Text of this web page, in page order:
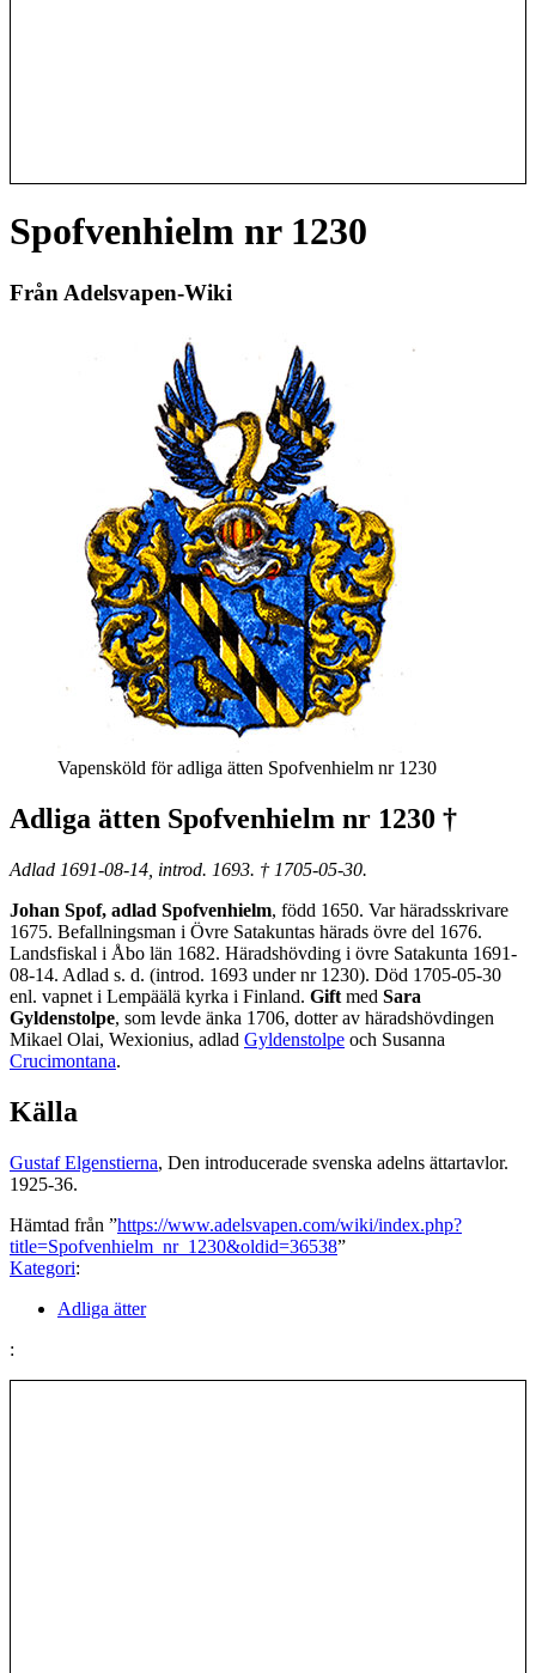
Spofvenhielm nr 1230
Från Adelsvapen-Wiki
Vapensköld för adliga ätten Spofvenhielm nr 1230
Adliga ätten Spofvenhielm nr 1230 †
Adlad 1691-08-14, introd. 1693. † 1705-05-30.
Johan Spof, adlad Spofvenhielm, född 1650. Var häradsskrivare
1675. Befallningsman i Övre Satakuntas härads övre del 1676.
Landsfiskal i Åbo län 1682. Häradshövding i övre Satakunta 1691-
08-14. Adlad s. d. (introd. 1693 under nr 1230). Död 1705-05-30
enl. vapnet i Lempäälä kyrka i Finland. Gift med Sara
Gyldenstolpe, som levde änka 1706, dotter av häradshövdingen
Mikael Olai, Wexionius, adlad Gyldenstolpe och Susanna
Crucimontana.
Källa
Gustaf Elgenstierna, Den introducerade svenska adelns ättartavlor.
1925-36.
Hämtad från ”https://www.adelsvapen.com/wiki/index.php?
title=Spofvenhielm_nr_1230&oldid=36538”
Kategori:
Adliga ätter
: